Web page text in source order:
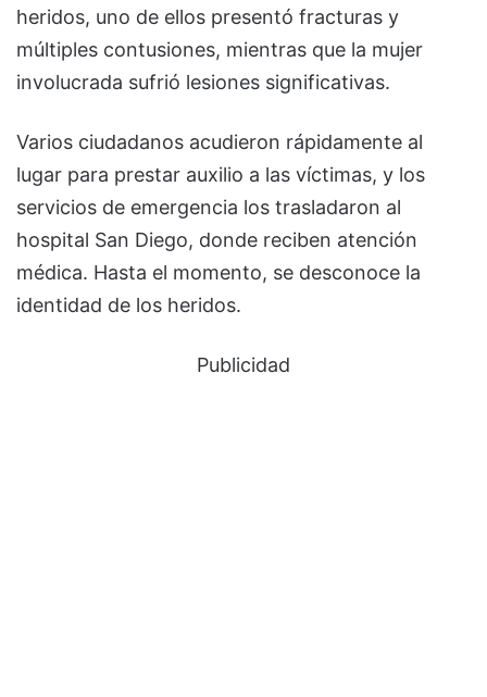
heridos, uno de ellos presentó fracturas y
múltiples contusiones, mientras que la mujer
involucrada sufrió lesiones significativas.
Varios ciudadanos acudieron rápidamente al
lugar para prestar auxilio a las víctimas, y los
servicios de emergencia los trasladaron al
hospital San Diego, donde reciben atención
médica. Hasta el momento, se desconoce la
identidad de los heridos.
Publicidad